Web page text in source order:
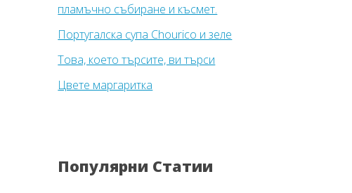
пламъчно събиране и късмет.
Португалска супа Chourico и зеле
Това, което търсите, ви търси
Цвете маргаритка
Популярни Статии